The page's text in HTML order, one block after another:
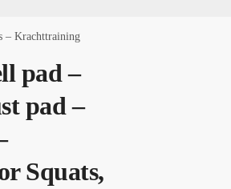
– Krachttraining
pad –
pad –
Squats,